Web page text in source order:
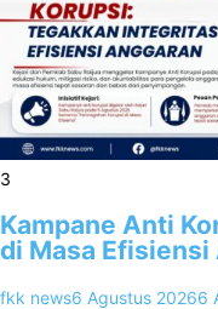
3
Kampane Anti
di Masa Efisiensi
fkk news6 Agustus 20266